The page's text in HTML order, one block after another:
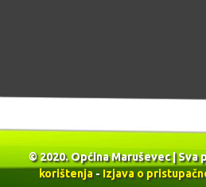
© 2020. Općina Maruševec | Sva
korištenja-Izjava o